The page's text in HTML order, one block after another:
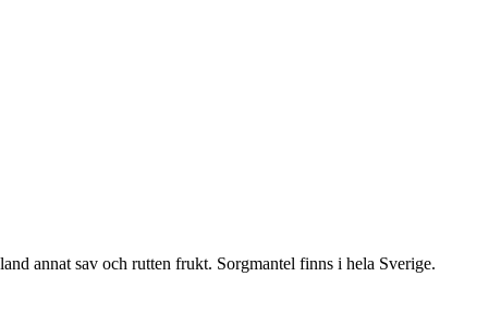
annat sav och rutten frukt. Sorgmantel finns i hela Sverige.